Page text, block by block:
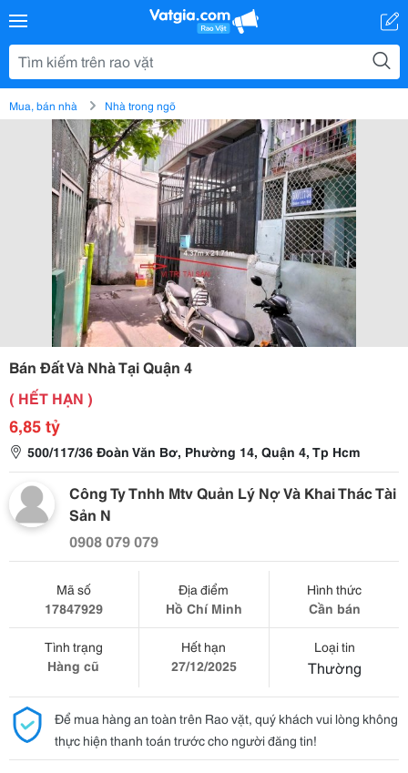
Mua, bán nhà Nhà trong ngõ
Bán Đất Và Nhà Tại Quận 4
( HẾT HẠN )
6,85 tỷ
500/117/36 Đoàn Văn Bơ, Phường 14, Quận 4, Tp Hcm
Công Ty Tnhh Mtv Quản Lý Nợ Và Khai Thác Tài
Sản N
0908 079 079
Mã số
17847929
Địa điểm
Hồ Chí Minh
Hình thức
Cần bán
Tình trạng
Hàng cũ
Hết hạn
27/12/2025
Loại tin
Thường
Để mua hàng an toàn trên Rao vặt, quý khách vui lòng không
thực hiện thanh toán trước cho người đăng tin!